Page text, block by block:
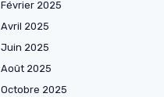
Février 2025
Avril 2025
Juin 2025
Août 2025
Octobre 2025